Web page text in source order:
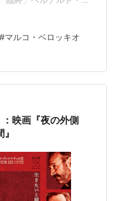
ブログを見る
教かと思いきや。。
なりたい時がある、
三作目「造花の連な
を持って屈託なく歩い
「平和ボケ」って言葉
#マルコ・ベロッキオ
：映画『夜の外側